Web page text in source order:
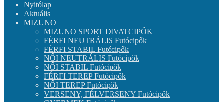
Nyitólap
Aktuális
MIZUNO
MIZUNO SPORT DIVATCIPŐK
FÉRFI NEUTRÁLIS Futócipők
FÉRFI STABIL Futócipők
NŐI NEUTRÁLIS Futócipők
NŐI STABIL Futócipők
FÉRFI TEREP Futócipők
NŐI TEREP Futócipők
VERSENY, FÉLVERSENY Futócipők